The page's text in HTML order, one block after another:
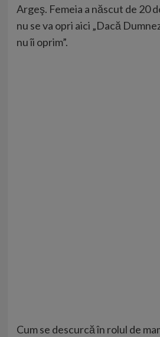
Argeş. Femeia a născut de 20
nu se va opri aici „Dacă
nu îi oprim”.
Cum se descurcă în rolul de